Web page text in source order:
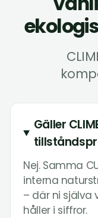
Gäller
Nej. Samma
interna
– där ni själva
håller i siffror.